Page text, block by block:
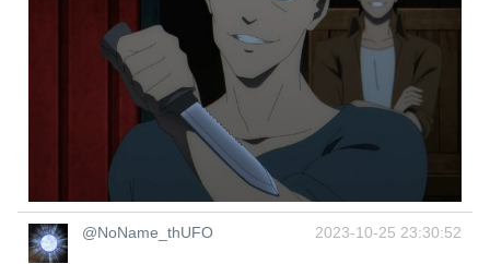
@NoName_thUFO 2023-10-25 23:30:52